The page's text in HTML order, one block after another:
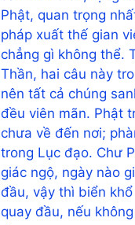
Phật, quan trọng
pháp xuất thế gian
chẳng gì không thể.
Thần, hai câu này
nên tất cả chúng
đều viên mãn. Phật
chưa về đến nơi;
trong Lục đạo. Chư
giác ngộ, ngày nào
đầu, vậy thì biển
quay đầu, nếu